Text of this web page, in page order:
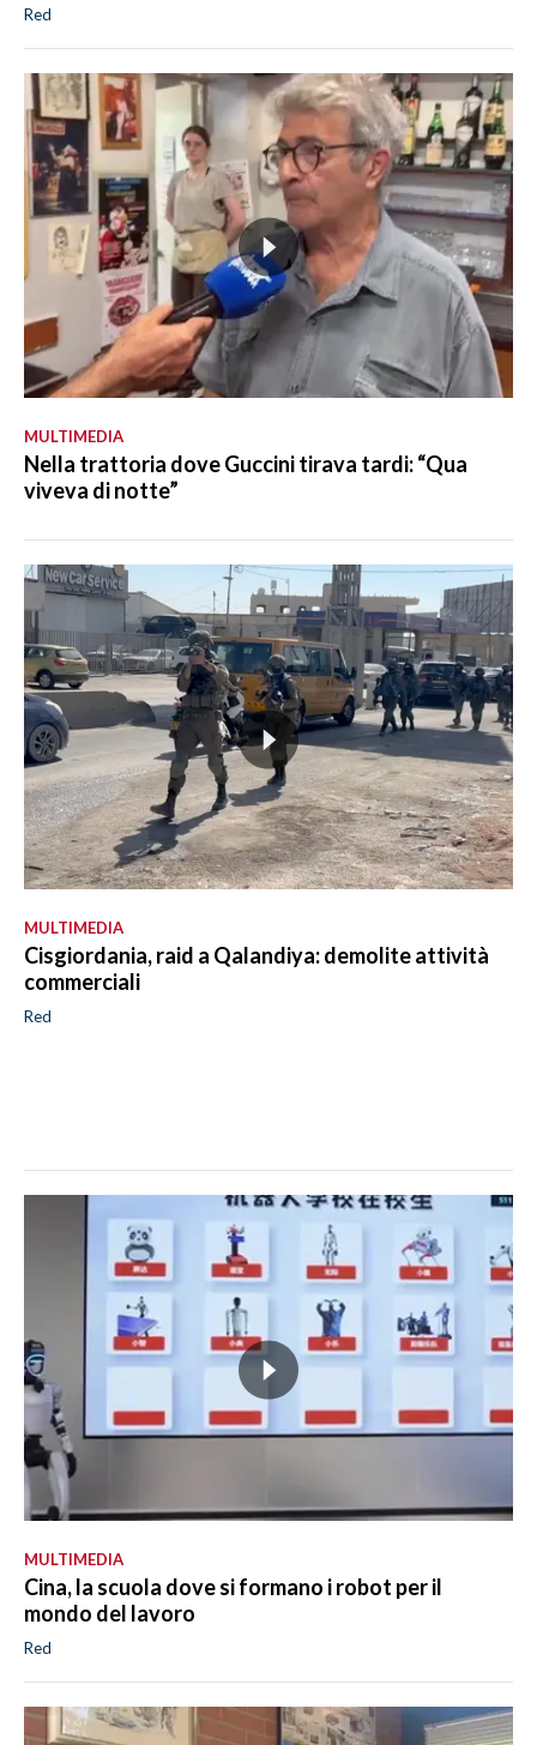
Red
MULTIMEDIA
Nella trattoria dove Guccini tirava tardi: “Qua
viveva di notte”
MULTIMEDIA
Cisgiordania, raid a Qalandiya: demolite attività
commerciali
Red
MULTIMEDIA
Cina, la scuola dove si formano i robot per il
mondo del lavoro
Red